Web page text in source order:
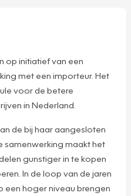
op initiatief van een
met een importeur. Het
voor de betere
in Nederland.
de bij haar aangesloten
samenwerking maakt het
gunstiger in te kopen
In de loop van de jaren
een hoger niveau brengen